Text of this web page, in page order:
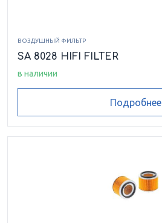
ВОЗДУШНЫЙ ФИЛЬТР
SA 8028 HIFI FILTER
в наличии
Подробнее